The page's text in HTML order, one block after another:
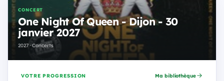
CONCERT
One Night Of Queen - Dijon - 30
janvier 2027
2027 · Concerts
VOTRE PROGRESSION Ma bibliothèque